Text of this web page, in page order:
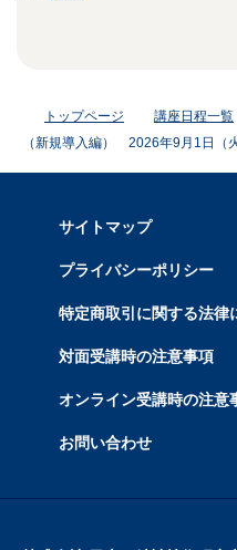
トップページ 講座日程一覧
（新規導入編） 2026年9月1日（
サイトマップ
プライバシーポリシー
特定商取引に関する法律
対面受講時の注意事項
オンライン受講時の注意
お問い合わせ